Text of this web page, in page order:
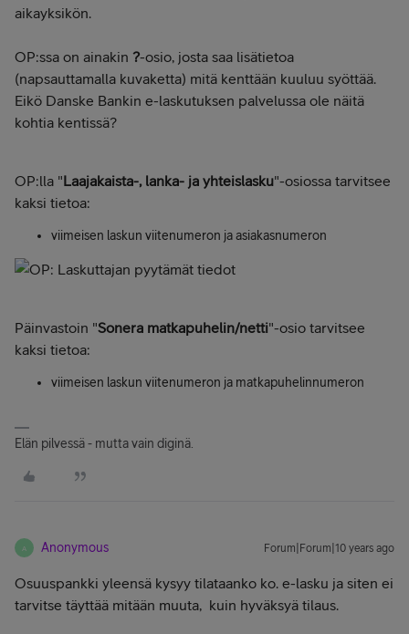
aikayksikön.
OP:ssa on ainakin ?-osio, josta saa lisätietoa
(napsauttamalla kuvaketta) mitä kenttään kuuluu syöttää.
Eikö Danske Bankin e-laskutuksen palvelussa ole näitä
kohtia kentissä?
OP:lla "Laajakaista-, lanka- ja yhteislasku"-osiossa tarvitsee
kaksi tietoa:
viimeisen laskun viitenumeron ja asiakasnumeron
Päinvastoin "Sonera matkapuhelin/netti"-osio tarvitsee
kaksi tietoa:
viimeisen laskun viitenumeron ja matkapuhelinnumeron
Elän pilvessä - mutta vain diginä.
A Anonymous Forum|Forum|10 years ago
Osuuspankki yleensä kysyy tilataanko ko. e-lasku ja siten ei
tarvitse täyttää mitään muuta, kuin hyväksyä tilaus.